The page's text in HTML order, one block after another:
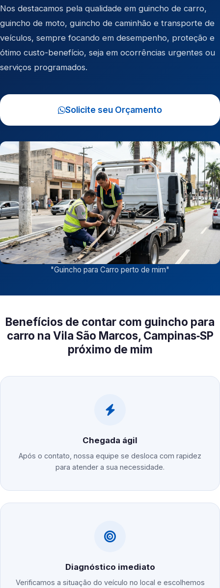
Nos destacamos pela qualidade em guincho de carro,
guincho de moto, guincho de caminhão e transporte de
veículos, sempre focando em desempenho, proteção e
ótimo custo-benefício, seja em ocorrências urgentes ou
serviços programados.
Solicite seu Orçamento
"Guincho para Carro perto de mim"
Benefícios de contar com guincho para
carro na Vila São Marcos, Campinas‑SP
próximo de mim
Chegada ágil
Após o contato, nossa equipe se desloca com rapidez
para atender a sua necessidade.
Diagnóstico imediato
Verificamos a situação do veículo no local e escolhemos